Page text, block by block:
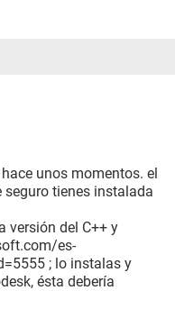
unos momentos. el
seguro tienes instalada
versión del C++ y
es-
; lo instalas y
ésta debería